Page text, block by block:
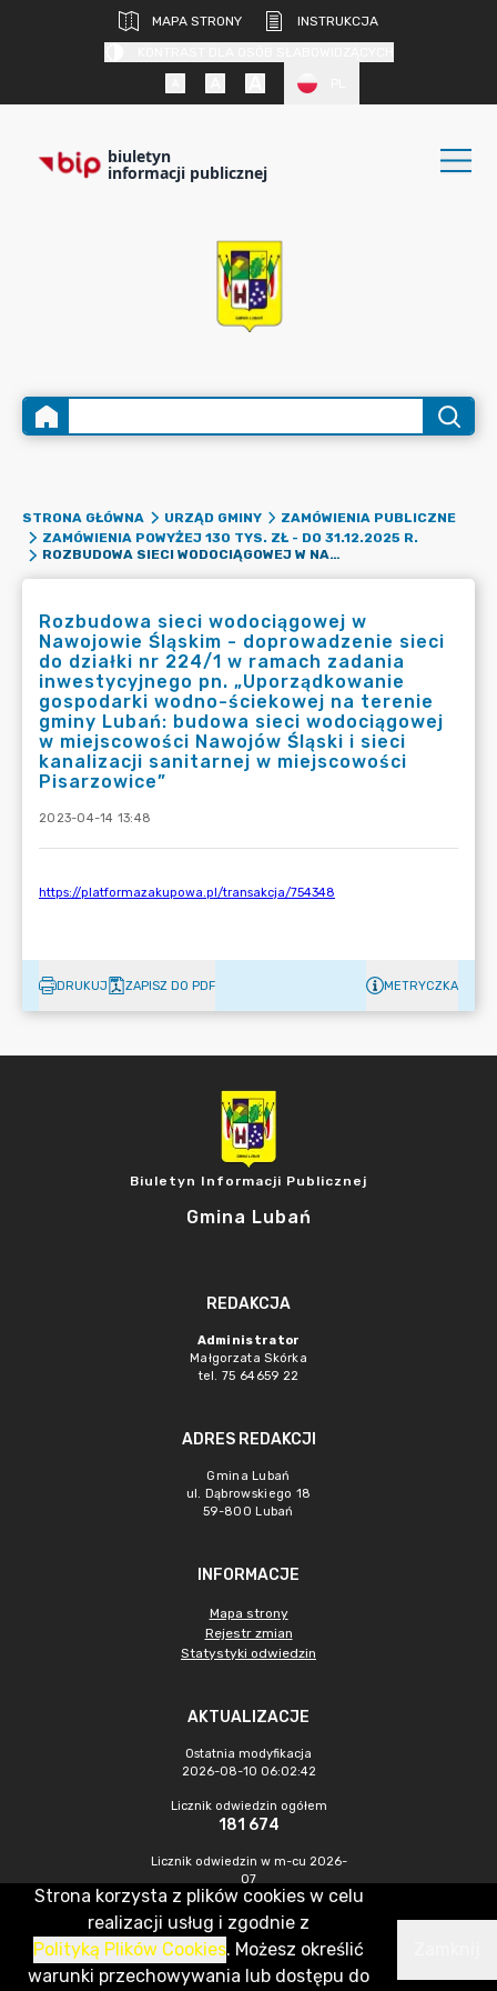
MAPA STRONY
INSTRUKCJA
biuletyn
informacji publicznej
STRONA GŁÓWNA URZĄD GMINY
ZAMÓWIENIA PUBLICZNE
ZAMÓWIENIA POWYŻEJ 130 TYS. ZŁ - DO 31.12.2025 R.
ROZBUDOWA SIECI WODOCIĄGOWEJ W NAWOJOWIE ŚLĄSKIM - DOPROWADZENIE SIECI DO DZIAŁKI NR 224/1 W RAMACH ZADANIA INWESTYCYJNEGO PN. „UPORZĄDKOWANIE GOSPODARKI WODNO-ŚCIEKOWEJ NA TERENIE GMINY LUBAŃ: BUDOWA SIECI WODOCIĄGOWEJ W MIEJSCOWOŚCI NAWOJÓW ŚLĄSKI I SIECI KANALIZACJI SANITARNEJ W MIEJSCOWOŚCI PISARZOWICE”
Rozbudowa sieci wodociągowej w
Nawojowie Śląskim - doprowadzenie sieci
do działki nr 224/1 w ramach zadania
inwestycyjnego pn. „Uporządkowanie
gospodarki wodno-ściekowej na terenie
gminy Lubań: budowa sieci wodociągowej
w miejscowości Nawojów Śląski i sieci
kanalizacji sanitarnej w miejscowości
Pisarzowice”
2023-04-14 13:48
DRUKUJ ZAPISZ DO PDF METRYCZKA
Biuletyn Informacji Publicznej
Gmina Lubań
REDAKCJA
Administrator
Małgorzata Skórka
tel. 75 64659 22
ADRES REDAKCJI
Gmina Lubań
ul. Dąbrowskiego 18
59-800 Lubań
INFORMACJE
Mapa strony
Rejestr zmian
Statystyki odwiedzin
AKTUALIZACJE
Ostatnia modyfikacja
2026-08-10 06:02:42
Licznik odwiedzin ogółem
181 674
Licznik odwiedzin w m-cu 2026-
07
265
CMS & Hosting: Nefeni Sp. z o.o.
Strona korzysta z plików cookies w celu
realizacji usług i zgodnie z
Polityką Plików Cookies. Możesz określić
warunki przechowywania lub dostępu do